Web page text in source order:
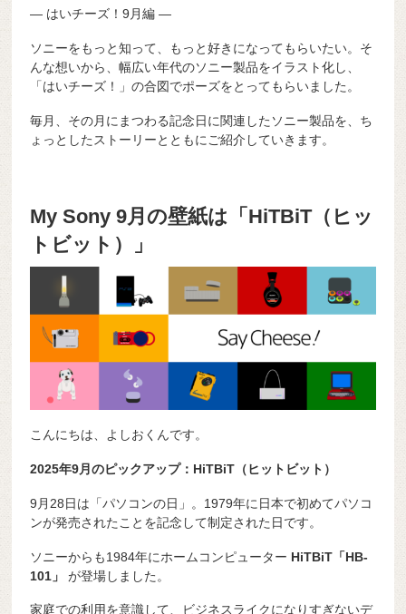
― はいチーズ！9月編 ―
ソニーをもっと知って、もっと好きになってもらいたい。そ
んな想いから、幅広い年代のソニー製品をイラスト化し、
「はいチーズ！」の合図でポーズをとってもらいました。
毎月、その月にまつわる記念日に関連したソニー製品を、ち
ょっとしたストーリーとともにご紹介していきます。
My Sony 9月の壁紙は「HiTBiT（ヒッ
トビット）」
こんにちは、よしおくんです。
2025年9月のピックアップ：HiTBiT（ヒットビット）
9月28日は「パソコンの日」。1979年に日本で初めてパソコ
ンが発売されたことを記念して制定された日です。
ソニーからも1984年にホームコンピューター HiTBiT「HB-
101」
が登場しました。
家庭での利用を意識して、ビジネスライクになりすぎないデ